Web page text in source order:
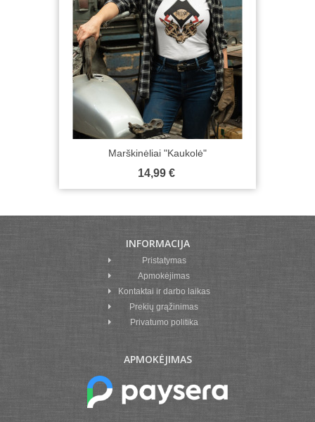
Marškinėliai "Kaukolė"
14,99 €
INFORMACIJA
Pristatymas
Apmokėjimas
Kontaktai ir darbo laikas
Prekių grąžinimas
Privatumo politika
APMOKĖJIMAS